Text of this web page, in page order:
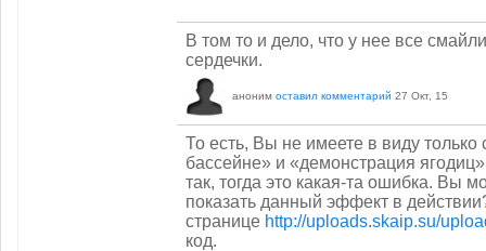
В том то и дело, что у нее все
сердечки.
аноним оставил комментарий 27 Окт, 15
То есть, Вы не имеете в виду только
бассейне» и «демонстрация
так, тогда это какая-та ошибка. Вы
показать данный эффект в
странице http://uploads.skaip.su/
код.